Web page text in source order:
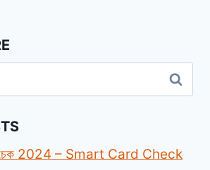
চেক 2024 – Smart Card Check